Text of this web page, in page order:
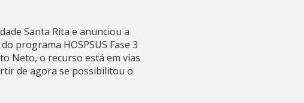
Santa Rita e anunciou a
programa HOSPSUS Fase 3
Neto, o recurso está em vias
de agora se possibilitou o